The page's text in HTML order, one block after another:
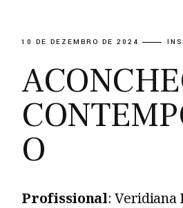
10 DE DEZEMBRO DE 2024
O
Profissional: Veridiana